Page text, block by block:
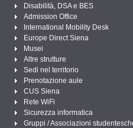
Disabilità, DSA e BES
Admission Office
International Mobility Desk
Europe Direct Siena
Musei
Altre strutture
Sedi nel territorio
Prenotazione aule
CUS Siena
Rete WiFi
Sicurezza informatica
Gruppi / Associazioni